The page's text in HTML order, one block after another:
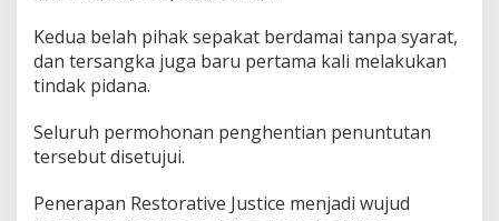
Kedua belah pihak sepakat berdamai tanpa syarat,
dan tersangka juga baru pertama kali melakukan
tindak pidana.
Seluruh permohonan penghentian penuntutan
tersebut disetujui.
Penerapan Restorative Justice menjadi wujud